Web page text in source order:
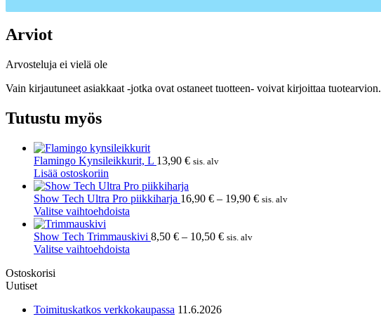
Arviot
Arvosteluja ei vielä ole
Vain kirjautuneet asiakkaat -jotka ovat ostaneet tuotteen- voivat kirjoittaa tuotearvion.
Tutustu myös
Flamingo Kynsileikkurit, L 13,90 € sis. alv
Lisää ostoskoriin
Show Tech Ultra Pro piikkiharja 16,90 € – 19,90 €Hintaluokka:
sis. alv
Valitse vaihtoehdoista
on
tuotteen
Show Tech Trimmauskivi 8,50 € – 10,50 €Hintaluokka:
sis. alv
Valitse vaihtoehdoista
Voit
Ostoskorisi
Uutiset
Toimituskatkos verkkokaupassa 11.6.2026